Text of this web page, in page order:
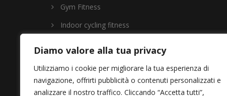
Diamo valore alla tua privacy
Utilizziamo i cookie per migliorare la tua esperienza di
navigazione, offrirti pubblicità o contenuti personalizzati e
analizzare il nostro traffico. Cliccando “Accetta tutti”,
Gym Fitness
Indoor cycling fitness